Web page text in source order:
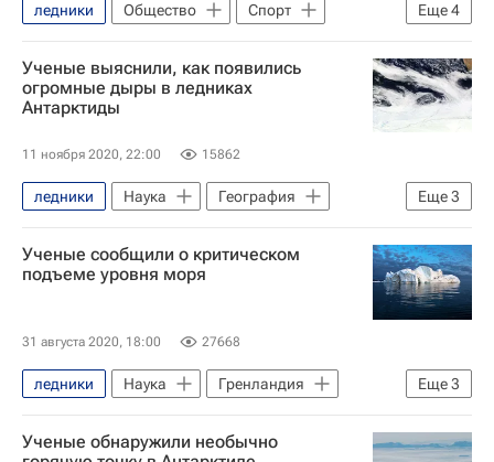
Еще4
ледники Общество
Спорт
Александр Абрамов
Джомолунгма
Туризм
Международный день гор
Ученые выяснили, как появились
огромные дыры в ледниках
Антарктиды
11 ноября 2020, 22:00 15862
Еще3
ледники Наука
География
Антарктида
Южная Америка
Земля - РИА Наука
Ученые сообщили о критическом
подъеме уровня моря
31 августа 2020, 18:00 27668
Еще3
ледники Наука
Гренландия
Антарктида
Земля - РИА Наука
Глобальное потепление
Ученые обнаружили необычно